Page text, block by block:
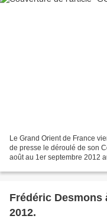
Le Grand Orient de France
de presse le déroulé de son
août au 1er septembre 2012
Frédéric Desmons
2012.